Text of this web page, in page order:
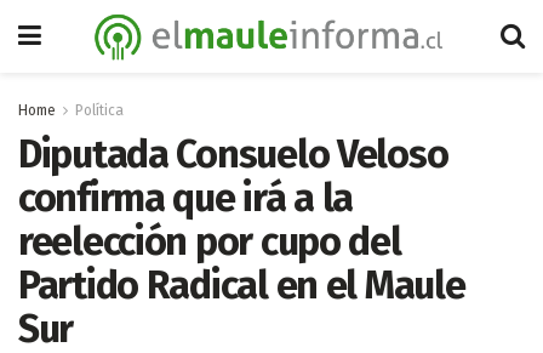
Home Política
Diputada Consuelo Veloso
confirma que irá a la
reelección por cupo del
Partido Radical en el Maule
Sur